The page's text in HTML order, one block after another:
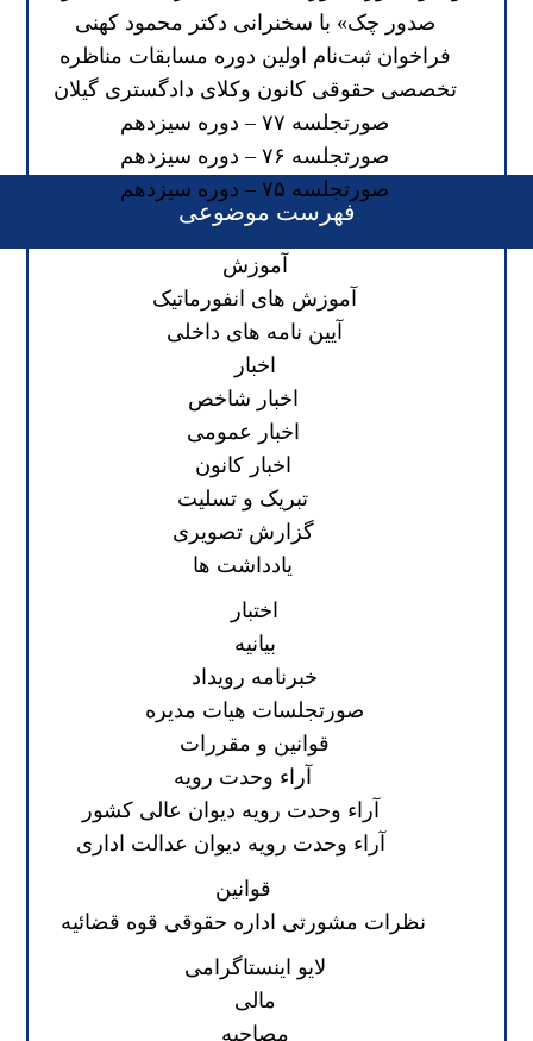
صدور چک» با سخنرانی دکتر محمود کهنی
فراخوان ثبت‌نام اولین دوره مسابقات مناظره
تخصصی حقوقی کانون وکلای دادگستری گیلان
صورتجلسه ۷۷ – دوره سیزدهم
صورتجلسه ۷۶ – دوره سیزدهم
صورتجلسه ۷۵ – دوره سیزدهم
فهرست موضوعی
آموزش
آموزش های انفورماتیک
آیین نامه های داخلی
اخبار
اخبار شاخص
اخبار عمومی
اخبار کانون
تبریک و تسلیت
گزارش تصویری
یادداشت ها
اختبار
بیانیه
خبرنامه رویداد
صورتجلسات هیات مدیره
قوانین و مقررات
آراء وحدت رویه
آراء وحدت رویه دیوان عالی کشور
آراء وحدت رویه دیوان عدالت اداری
قوانین
نظرات مشورتی اداره حقوقی قوه قضائیه
لایو اینستاگرامی
مالی
مصاحبه